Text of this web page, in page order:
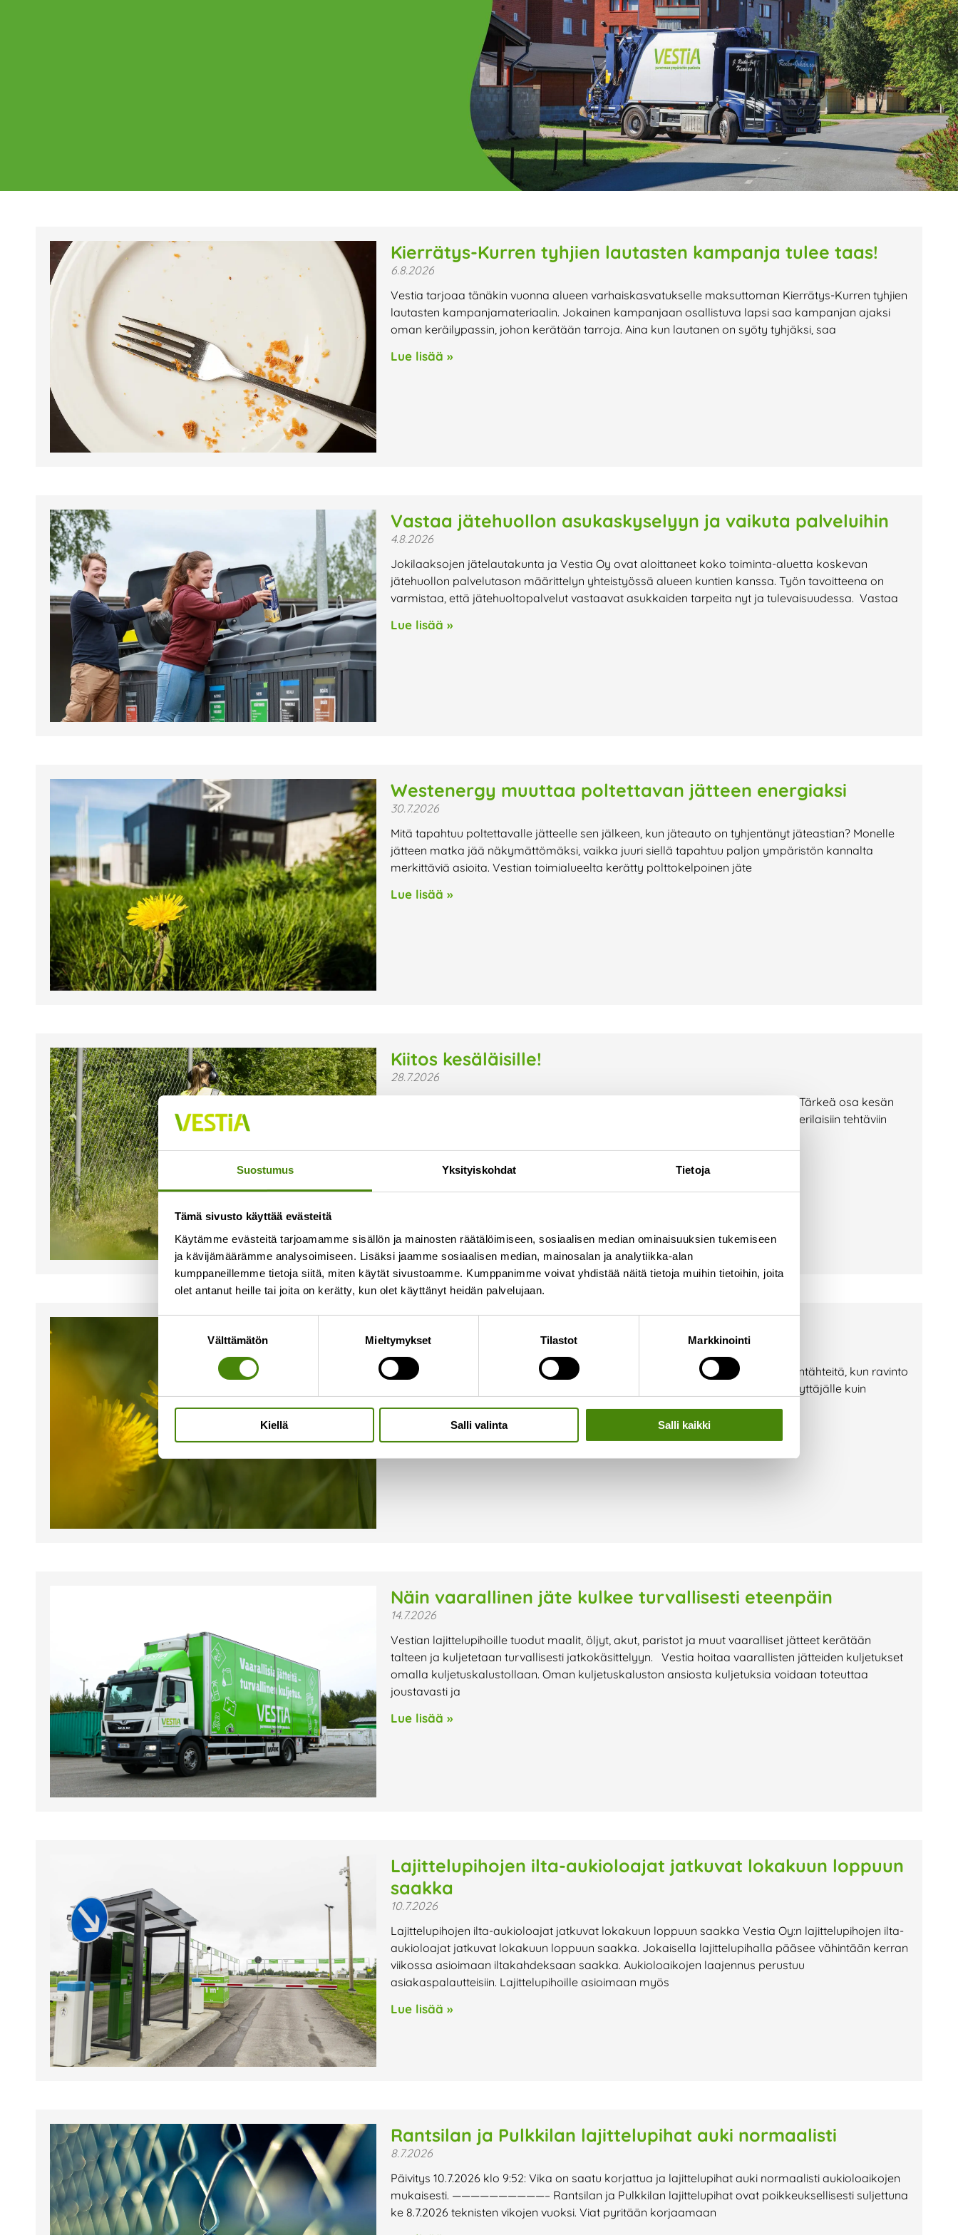
Suostumus Yksityiskohdat Tietoja
Tämä sivusto käyttää evästeitä
Käytämme evästeitä tarjoamamme sisällön ja mainosten räätälöimiseen, sosiaalisen median ominaisuuksien tukemiseen
ja kävijämäärämme analysoimiseen. Lisäksi jaamme sosiaalisen median, mainosalan ja analytiikka-alan
kumppaneillemme tietoja siitä, miten käytät sivustoamme. Kumppanimme voivat yhdistää näitä tietoja muihin tietoihin, joita
olet antanut heille tai joita on kerätty, kun olet käyttänyt heidän palvelujaan.
Välttämätön Mieltymykset Tilastot Markkinointi
Kiellä Salli valinta Salli kaikki
Ajankohtaista
Tältä sivulta löydät Vestian ajankohtaiset uutiset,
mahdolliset poikkeukset aukioloajoissa ja lähiaikojen
tapahtumat.
Kierrätys-Kurren tyhjien lautasten kampanja tulee taas!
6.8.2026
Vestia tarjoaa tänäkin vuonna alueen varhaiskasvatukselle maksuttoman Kierrätys-Kurren tyhjien
lautasten kampanjamateriaalin. Jokainen kampanjaan osallistuva lapsi saa kampanjan ajaksi
oman keräilypassin, johon kerätään tarroja. Aina kun lautanen on syöty tyhjäksi, saa
Lue lisää »
Vastaa jätehuollon asukaskyselyyn ja vaikuta palveluihin
4.8.2026
Jokilaaksojen jätelautakunta ja Vestia Oy ovat aloittaneet koko toiminta-aluetta koskevan
jätehuollon palvelutason määrittelyn yhteistyössä alueen kuntien kanssa. Työn tavoitteena on
varmistaa, että jätehuoltopalvelut vastaavat asukkaiden tarpeita nyt ja tulevaisuudessa. Vastaa
Lue lisää »
Westenergy muuttaa poltettavan jätteen energiaksi
30.7.2026
Mitä tapahtuu poltettavalle jätteelle sen jälkeen, kun jäteauto on tyhjentänyt jäteastian? Monelle
jätteen matka jää näkymättömäksi, vaikka juuri siellä tapahtuu paljon ympäristön kannalta
merkittäviä asioita. Vestian toimialueelta kerätty polttokelpoinen jäte
Lue lisää »
Kiitos kesäläisille!
28.7.2026
Kesä on jälleen ollut Vestian toimipaikoissa ja jätekeskuksilla aktiivista aikaa. Tärkeä osa kesän
sujuvaa arkea ovat olleet kesäläisemme, jotka ovat tarttuneet monipuolisesti erilaisiin tehtäviin
Lue lisää »
16.7.2026
Syksyn lähestyessä ampiaiset hakeutuvat herkästi jäteastioille etsimään ruuantähteitä, kun ravinto
alkaa olla niukkaa. Kiukkuiset ampiaiset voivat olla vaaraksi niin jäteastian käyttäjälle kuin
tyhjentäjällekin. Kiinteistönhaltijana vastuullasi on huolehtia, että jäteastiasi on
Lue lisää »
Näin vaarallinen jäte kulkee turvallisesti eteenpäin
14.7.2026
Vestian lajittelupihoille tuodut maalit, öljyt, akut, paristot ja muut vaaralliset jätteet kerätään
talteen ja kuljetetaan turvallisesti jatkokäsittelyyn. Vestia hoitaa vaarallisten jätteiden kuljetukset
omalla kuljetuskalustollaan. Oman kuljetuskaluston ansiosta kuljetuksia voidaan toteuttaa
joustavasti ja
Lue lisää »
Lajittelupihojen ilta-aukioloajat jatkuvat lokakuun loppuun
saakka
10.7.2026
Lajittelupihojen ilta-aukioloajat jatkuvat lokakuun loppuun saakka Vestia Oy:n lajittelupihojen ilta-
aukioloajat jatkuvat lokakuun loppuun saakka. Jokaisella lajittelupihalla pääsee vähintään kerran
viikossa asioimaan iltakahdeksaan saakka. Aukioloaikojen laajennus perustuu
asiakaspalautteisiin. Lajittelupihoille asioimaan myös
Lue lisää »
Rantsilan ja Pulkkilan lajittelupihat auki normaalisti
8.7.2026
Päivitys 10.7.2026 klo 9:52: Vika on saatu korjattua ja lajittelupihat auki normaalisti aukioloaikojen
mukaisesti. ——————————– Rantsilan ja Pulkkilan lajittelupihat ovat poikkeuksellisesti suljettuna
ke 8.7.2026 teknisten vikojen vuoksi. Viat pyritään korjaamaan
PagePagePagePagePage